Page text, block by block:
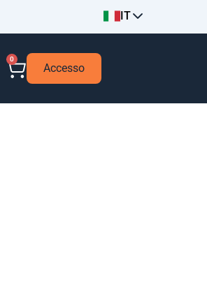
IT
0
Accesso